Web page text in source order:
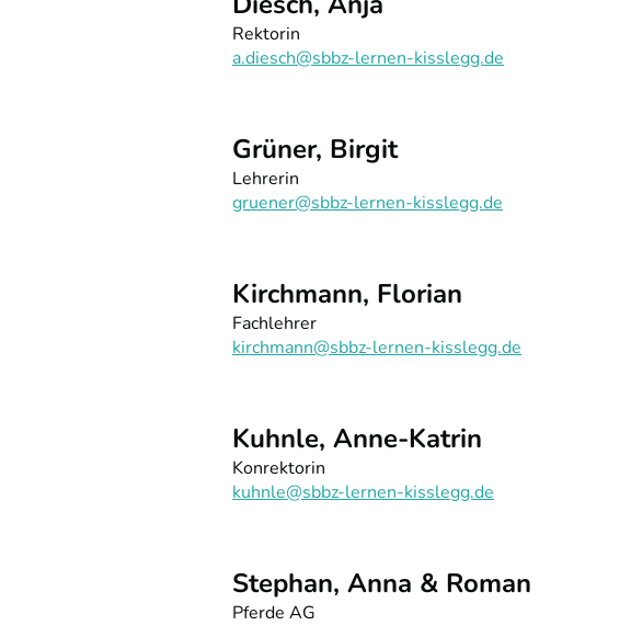
Rektorin
a.diesch@sbbz-lernen-kisslegg.de
Grüner, Birgit
Lehrerin
gruener@sbbz-lernen-kisslegg.de
Kirchmann, Florian
Fachlehrer
kirchmann@sbbz-lernen-kisslegg.de
Kuhnle, Anne-Katrin
Konrektorin
kuhnle@sbbz-lernen-kisslegg.de
Stephan, Anna & Roman
Pferde AG